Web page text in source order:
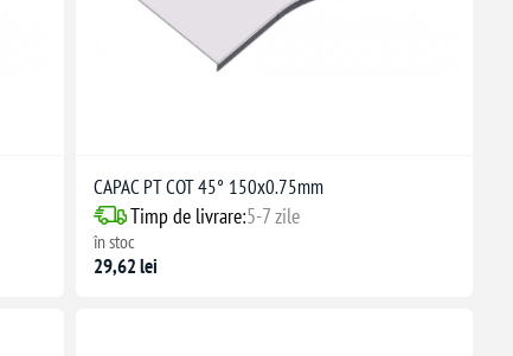
CAPAC PT COT 45° 150x0.75mm
Timp de livrare:5-7 zile
în stoc
29,62 lei